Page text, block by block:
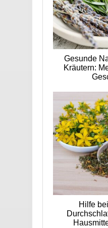
Gesunde
Kräutern:
Hilfe